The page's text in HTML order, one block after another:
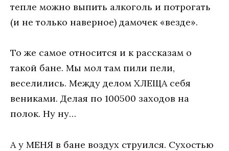
тепле можно выпить алкоголь и потрогать
(и не только наверное) дамочек «везде».
То же самое относится и к рассказам о
такой бане. Мы мол там пили пели,
веселились. Между делом ХЛЕЩА себя
вениками. Делая по 100500 заходов на
полок. Ну ну…
А у МЕНЯ в бане воздух струился. Сухостью